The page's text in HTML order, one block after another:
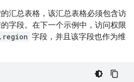
汇总表格，该汇总表格必须包含访
字段。在下一个示例中，访问权限
字段，并且该字段也作为维